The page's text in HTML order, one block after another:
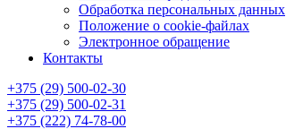
Обработка персональных данных
Положение о cookie-файлах
Электронное обращение
Контакты
+375 (29) 500-02-30
+375 (29) 500-02-31
+375 (222) 74-78-00